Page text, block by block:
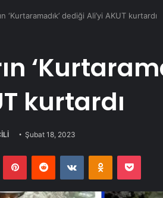
‘Kurtaramadık’ dediği Ali’yi AKUT kurtardı
kurtardı
Şubat 18, 2023
PinterestReddit VKontakteOdnoklassniki
Pocket